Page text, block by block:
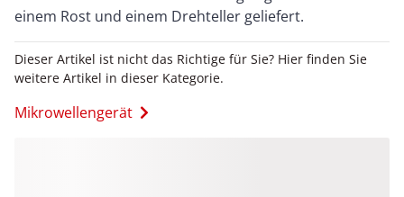
einem Rost und einem Drehteller geliefert.
Dieser Artikel ist nicht das Richtige für Sie? Hier finden Sie
weitere Artikel in dieser Kategorie.
Mikrowellengerät